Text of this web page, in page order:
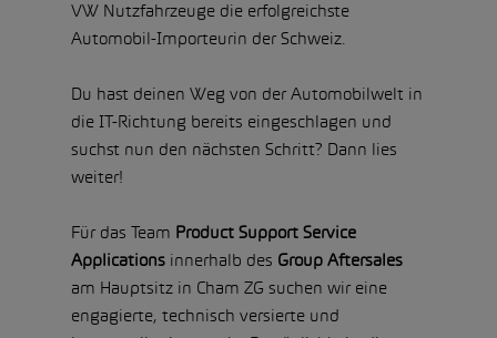
VW Nutzfahrzeuge die erfolgreichste
Automobil-Importeurin der Schweiz.
Du hast deinen Weg von der Automobilwelt in
die IT-Richtung bereits eingeschlagen und
suchst nun den nächsten Schritt? Dann lies
weiter!
Für das Team Product Support Service
Applications innerhalb des Group Aftersales
am Hauptsitz in Cham ZG suchen wir eine
engagierte, technisch versierte und